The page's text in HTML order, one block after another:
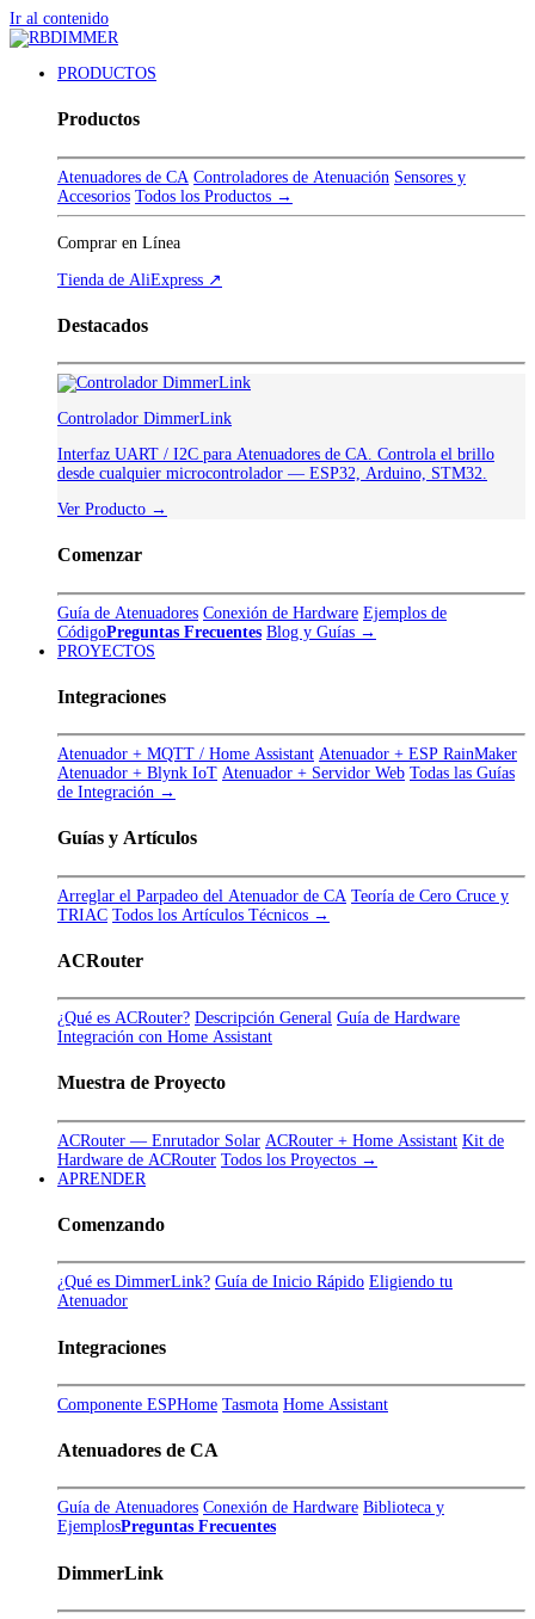
Ir al contenido
PRODUCTOS
Productos
Atenuadores de CA Controladores de Atenuación Sensores y
Accesorios Todos los Productos →
Comprar en Línea
Tienda de AliExpress ↗
Destacados
Controlador DimmerLink
Interfaz UART / I2C para Atenuadores de CA. Controla el brillo
desde cualquier microcontrolador — ESP32, Arduino, STM32.
Ver Producto →
Comenzar
Guía de Atenuadores Conexión de Hardware Ejemplos de
CódigoPreguntas Frecuentes Blog y Guías →
PROYECTOS
Integraciones
Atenuador + MQTT / Home Assistant Atenuador + ESP RainMaker
Atenuador + Blynk IoT Atenuador + Servidor Web Todas las Guías
de Integración →
Guías y Artículos
Arreglar el Parpadeo del Atenuador de CA Teoría de Cero Cruce y
TRIAC Todos los Artículos Técnicos →
ACRouter
¿Qué es ACRouter? Descripción General Guía de Hardware
Integración con Home Assistant
Muestra de Proyecto
ACRouter — Enrutador Solar ACRouter + Home Assistant Kit de
Hardware de ACRouter Todos los Proyectos →
APRENDER
Comenzando
¿Qué es DimmerLink? Guía de Inicio Rápido Eligiendo tu
Atenuador
Integraciones
Componente ESPHome Tasmota Home Assistant
Atenuadores de CA
Guía de Atenuadores Conexión de Hardware Biblioteca y
EjemplosPreguntas Frecuentes
DimmerLink